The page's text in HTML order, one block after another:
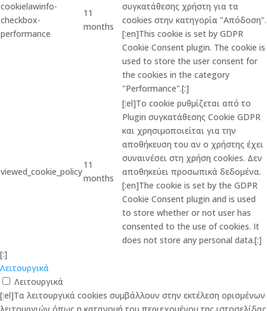
cookielawinfo-
checkbox-
performance
11
months
συγκατάθεσης χρήστη για τα
cookies στην κατηγορία "Απόδοση".
[:en]This cookie is set by GDPR
Cookie Consent plugin. The cookie is
used to store the user consent for
the cookies in the category
"Performance".[:]
viewed_cookie_policy
11
months
[:el]Το cookie ρυθμίζεται από το
Plugin συγκατάθεσης Cookie GDPR
και χρησιμοποιείται για την
αποθήκευση του αν ο χρήστης έχει
συναινέσει στη χρήση cookies. Δεν
αποθηκεύει προσωπικά δεδομένα.
[:en]The cookie is set by the GDPR
Cookie Consent plugin and is used
to store whether or not user has
consented to the use of cookies. It
does not store any personal data.[:]
[:]
Λειτουργικά
Λειτουργικά
[:el]Τα λειτουργικά cookies συμβάλλουν στην εκτέλεση ορισμένων